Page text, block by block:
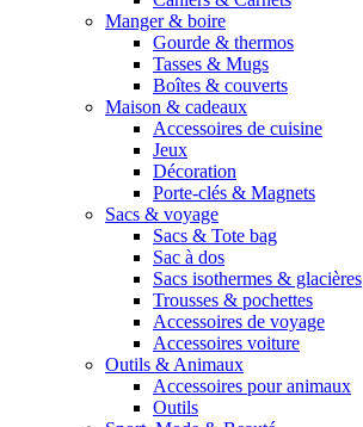
Manger & boire
Gourde & thermos
Tasses & Mugs
Boîtes & couverts
Maison & cadeaux
Accessoires de cuisine
Jeux
Décoration
Porte-clés & Magnets
Sacs & voyage
Sacs & Tote bag
Sac à dos
Sacs isothermes & glacières
Trousses & pochettes
Accessoires de voyage
Accessoires voiture
Outils & Animaux
Accessoires pour animaux
Outils